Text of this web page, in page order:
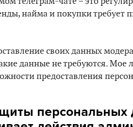
найма и покупки требует
своих данных
данные не требуются. Мое
предоставления
персональных